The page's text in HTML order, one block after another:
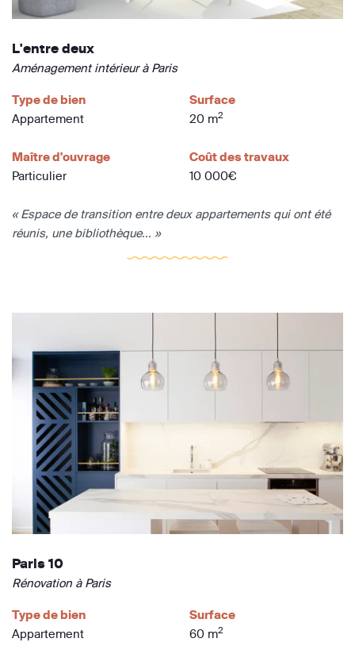
L'entre deux
Aménagement intérieur à Paris
Type de bien
Appartement
Surface
20 m2
Maître d'ouvrage
Particulier
Coût des travaux
10 000€
« Espace de transition entre deux appartements qui ont été
réunis, une bibliothèque... »
Paris 10
Rénovation à Paris
Type de bien
Appartement
Surface
60 m2